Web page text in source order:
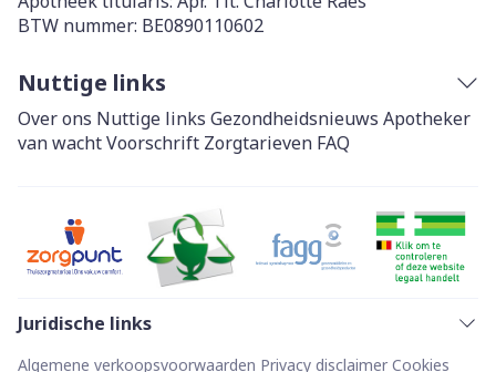
BTW nummer: BE0890110602
Nuttige links
Over ons Nuttige links Gezondheidsnieuws Apotheker
van wachtVoorschrift Zorgtarieven FAQ
Juridische links
Algemene verkoopsvoorwaarden Privacy disclaimer Cookies